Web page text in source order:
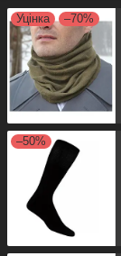
Уцінка –70%
–50%